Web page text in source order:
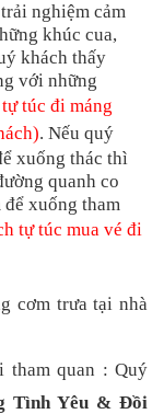
nghiệm cảm
khúc cua,
khách thấy
với những
túc đi máng
). Nếu quý
xuống thác thì
quanh co
xuống tham
tự túc mua vé đi
cơm trưa tại nhà
tham quan : Quý
Tình Yêu & Đồi